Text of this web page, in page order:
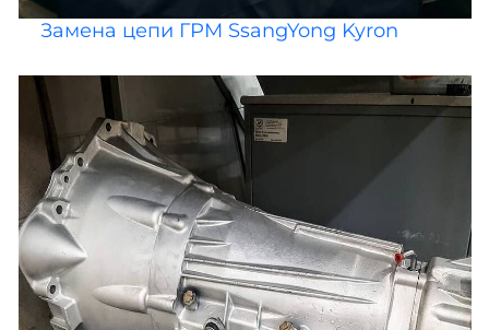
Замена цепи ГРМ SsangYong Kyron